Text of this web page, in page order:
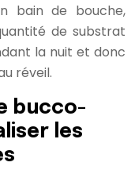
bain de bouche,
de substrat
la nuit et donc
réveil.
bucco-
les